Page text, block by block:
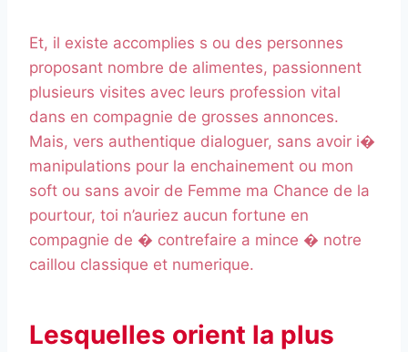
Et, il existe accomplies s ou des personnes
proposant nombre de alimentes, passionnent
plusieurs visites avec leurs profession vital
dans en compagnie de grosses annonces.
Mais, vers authentique dialoguer, sans avoir i�
manipulations pour la enchainement ou mon
soft ou sans avoir de Femme ma Chance de la
pourtour, toi n’auriez aucun fortune en
compagnie de � contrefaire a mince � notre
caillou classique et numerique.
Lesquelles orient la plus